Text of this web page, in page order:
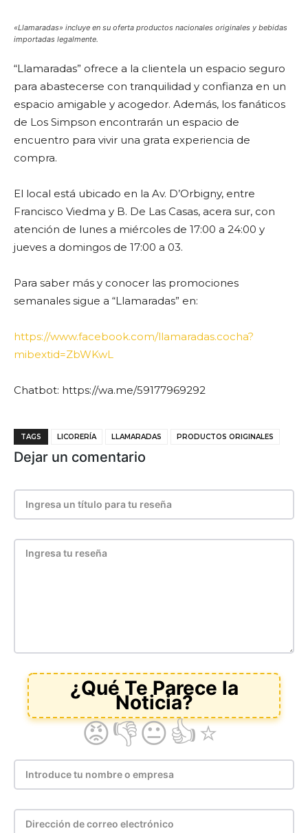
«Llamaradas» incluye en su oferta productos nacionales originales y bebidas
importadas legalmente.
“Llamaradas” ofrece a la clientela un espacio seguro
para abastecerse con tranquilidad y confianza en un
espacio amigable y acogedor. Además, los fanáticos
de Los Simpson encontrarán un espacio de
encuentro para vivir una grata experiencia de
compra.
El local está ubicado en la Av. D’Orbigny, entre
Francisco Viedma y B. De Las Casas, acera sur, con
atención de lunes a miércoles de 17:00 a 24:00 y
jueves a domingos de 17:00 a 03.
Para saber más y conocer las promociones
semanales sigue a “Llamaradas” en:
https://www.facebook.com/llamaradas.cocha?
mibextid=ZbWKwL
Chatbot: https://wa.me/59177969292
TAGS LICORERÍA LLAMARADAS PRODUCTOS ORIGINALES
Dejar un comentario